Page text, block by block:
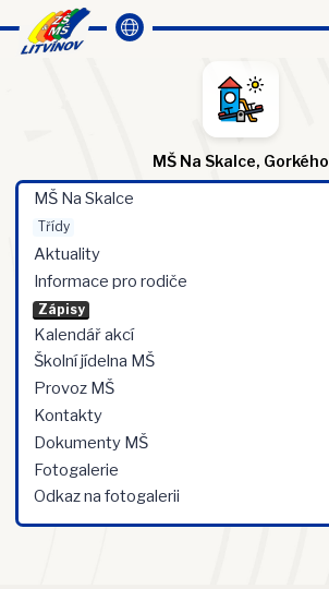
MŠ Na Skalce, Gorkého
MŠ Na Skalce
Třídy
Aktuality
Informace pro rodiče
Zápisy
Kalendář akcí
Školní jídelna MŠ
Provoz MŠ
Kontakty
Dokumenty MŠ
Fotogalerie
Odkaz na fotogalerii